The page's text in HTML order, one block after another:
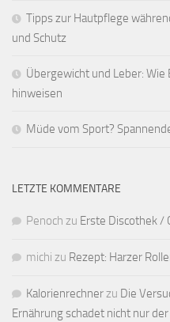
Tipps zur Hautpflege
und Schutz
Übergewicht und Leber:
hinweisen
Müde vom Sport?
LETZTE KOMMENTARE
Penoch zu Erste Discothek /
michi zu Rezept: Harzer
Kalorienrechnerzu Die
Ernährung schadet nicht nur